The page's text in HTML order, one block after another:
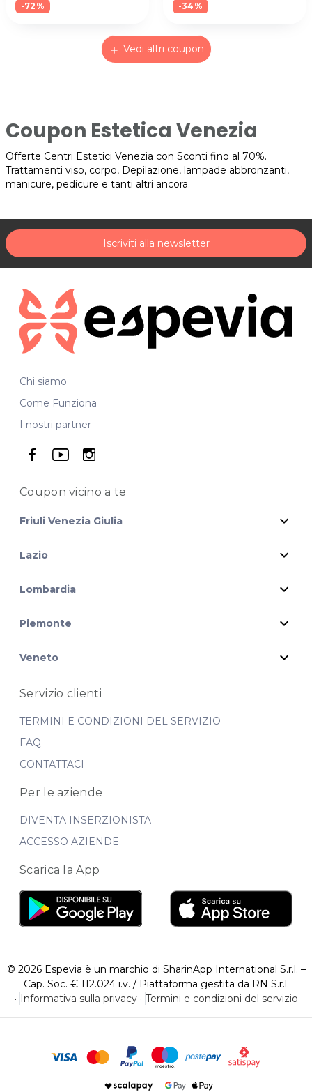
-72% -34%
add Vedi altri coupon
Coupon Estetica Venezia
Offerte Centri Estetici Venezia con Sconti fino al 70%.
Trattamenti viso, corpo, Depilazione, lampade abbronzanti,
manicure, pedicure e tanti altri ancora.
Iscriviti alla newsletter
Chi siamo
Come Funziona
I nostri partner
seguici su facebook
seguici su youtube
seguici su instagram
Coupon vicinoa te
Friuli Venezia Giulia expand_more
Lazio expand_more
Lombardia expand_more
Piemonte expand_more
Veneto expand_more
Servizio clienti
TERMINI E CONDIZIONI DEL SERVIZIO
FAQ
CONTATTACI
Per le aziende
DIVENTA INSERZIONISTA
ACCESSO AZIENDE
Scarica la App
© 2026 Espevia è un marchio di SharinApp International S.r.l. –
Cap. Soc. € 112.024 i.v. / Piattaforma gestita da RN S.r.l.
· Informativa sulla privacy· Termini e condizioni del servizio